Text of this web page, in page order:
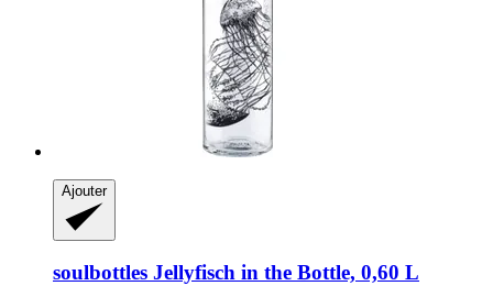
Ajouter
soulbottles Jellyfisch in the Bottle, 0,60 L